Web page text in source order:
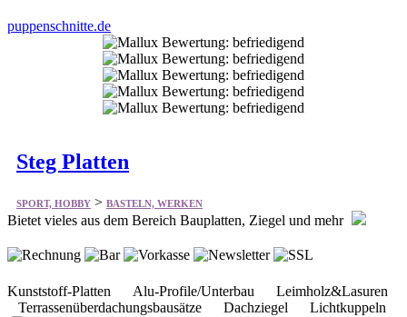
puppenschnitte.de
Steg Platten
SPORT, HOBBY > BASTELN, WERKEN
Bietet vieles aus dem Bereich Bauplatten, Ziegel und mehr
Kunststoff-Platten Alu-Profile/Unterbau Leimholz&Lasuren
Terrassenüberdachungsbausätze Dachziegel Lichtkuppeln